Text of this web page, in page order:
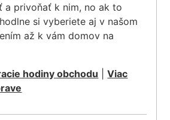
a privoňať k nim, no ak to
si vyberiete aj v našom
až k vám domov na
hodiny obchodu |Viac